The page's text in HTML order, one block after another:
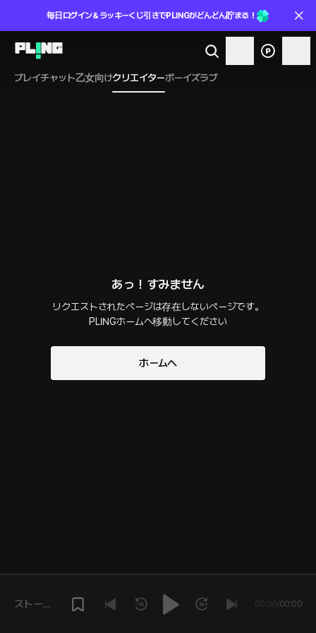
毎日ログイン＆ラッキーくじ引きでPLINGがどんどん貯まる！
プレイチャット乙女向けクリエイターボーイズラブ
あっ！すみません
リクエストされたページは存在しないページです。
PLINGホームへ移動してください
ホームへ
ストーリ
00:00/00:00